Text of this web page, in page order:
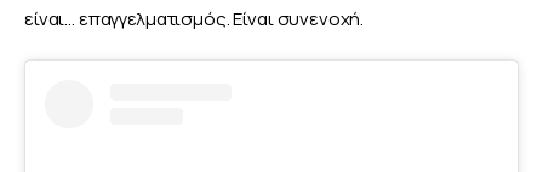
είναι… επαγγελματισμός. Είναι συνενοχή.